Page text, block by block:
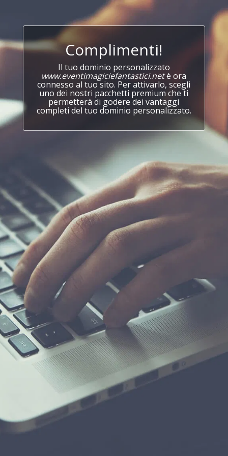
Complimenti!
Il tuo dominio personalizzato
www.eventimagiciefantastici.netè ora
connesso al tuo sito. Per attivarlo, scegli
uno dei nostri pacchetti premium che ti
permetterà di godere dei vantaggi
completi del tuo dominio personalizzato.